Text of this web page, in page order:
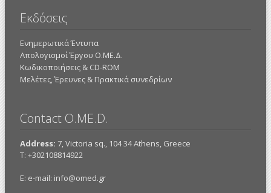
Εκδόσεις
Ενημερωτικά Έντυπα
Απολογισμοί Έργου Ο.ΜΕ.Δ.
Κωδικοποιήσεις & CD-ROM
Mελέτες, Έρευνες & Πρακτικά συνεδρίων
Contact O.ME.D.
Address: 7, Victoria sq., 104 34 Athens, Greece
Τ: +302108814922
E: e-mail: info@omed.gr